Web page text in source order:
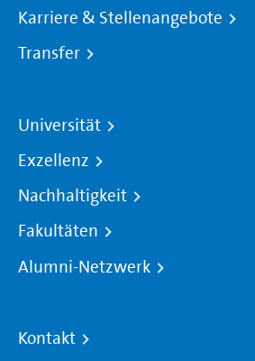
Karriere & Stellenangebote
Transfer
Universität
Exzellenz
Nachhaltigkeit
Fakultäten
Alumni-Netzwerk
Kontakt